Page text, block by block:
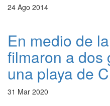
24 Ago 2014
En medio de
filmaron a dos
una playa de
31 Mar 2020